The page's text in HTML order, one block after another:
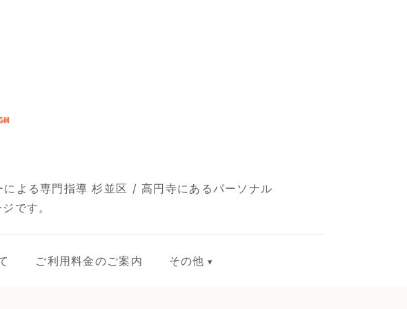
よる専門指導 杉並区 / 高円寺にあるパーソナル
です。
ご利用料金のご案内 その他